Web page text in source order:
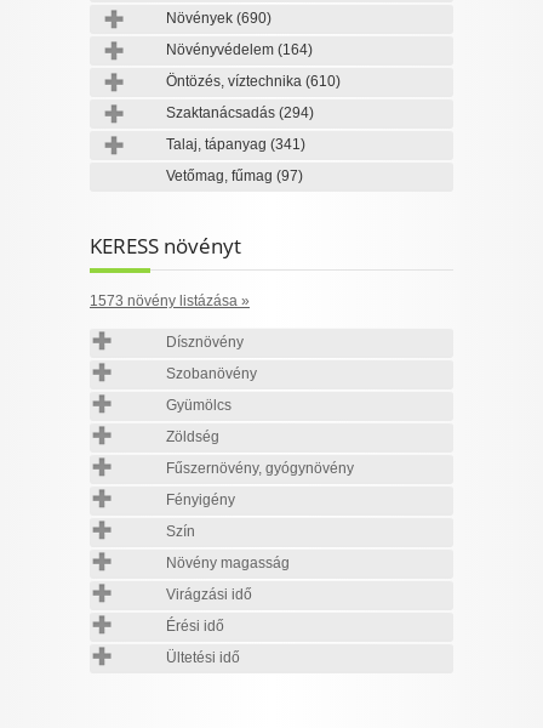
Növények (690)
Növényvédelem (164)
Öntözés, víztechnika (610)
Szaktanácsadás (294)
Talaj, tápanyag (341)
Vetőmag, fűmag (97)
KERESS növényt
1573 növény listázása »
Dísznövény
Szobanövény
Gyümölcs
Zöldség
Fűszernövény, gyógynövény
Fényigény
Szín
Növény magasság
Virágzási idő
Érési idő
Ültetési idő